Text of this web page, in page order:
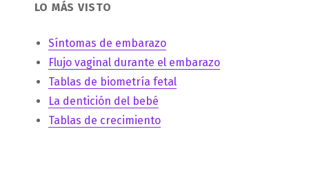
LO MÁS VISTO
Síntomas de embarazo
Flujo vaginal durante el embarazo
Tablas de biometría fetal
La dentición del bebé
Tablas de crecimiento